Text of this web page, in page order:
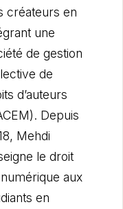
créateurs en
une
de gestion
de
d’auteurs
Depuis
Mehdi
le droit
aux
en